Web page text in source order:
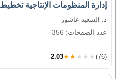
إدارة المنظومات الإنتاجية تخطيط
د. السعيد عاشور
عدد الصفحات: 356
2.03★★★★★ (76)